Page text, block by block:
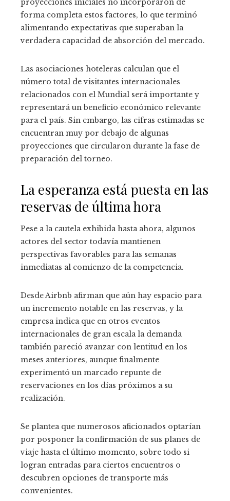
proyecciones iniciales no incorporaron de
forma completa estos factores, lo que terminó
alimentando expectativas que superaban la
verdadera capacidad de absorción del mercado.
Las asociaciones hoteleras calculan que el
número total de visitantes internacionales
relacionados con el Mundial será importante y
representará un beneficio económico relevante
para el país. Sin embargo, las cifras estimadas se
encuentran muy por debajo de algunas
proyecciones que circularon durante la fase de
preparación del torneo.
La esperanza está puesta en las
reservas de última hora
Pese a la cautela exhibida hasta ahora, algunos
actores del sector todavía mantienen
perspectivas favorables para las semanas
inmediatas al comienzo de la competencia.
Desde Airbnb afirman que aún hay espacio para
un incremento notable en las reservas, y la
empresa indica que en otros eventos
internacionales de gran escala la demanda
también pareció avanzar con lentitud en los
meses anteriores, aunque finalmente
experimentó un marcado repunte de
reservaciones en los días próximos a su
realización.
Se plantea que numerosos aficionados optarían
por posponer la confirmación de sus planes de
viaje hasta el último momento, sobre todo si
logran entradas para ciertos encuentros o
descubren opciones de transporte más
convenientes.